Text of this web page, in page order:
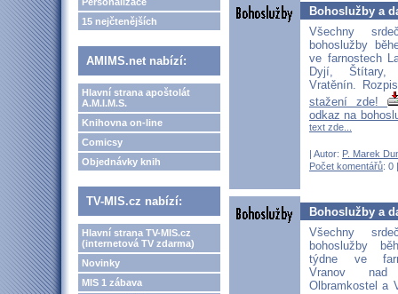
15 nejčtenějších
AMIMS.net nabízí:
Hlavní strana apoštolát
A.M.I.M.S.
Knihovna on-line
Comicsy
Objednávky knih
TV-MIS.cz nabízí:
Hlavní strana TV-MIS.cz
(internetová TV zdarma)
Novinky
MIS 1 zábava
Bohoslužby a
Všechny
bohoslužby
ve farnostech
Dyjí, Štítary,
Vratěnín.
stažení zde!
odkaz na
text zde...
| Autor: P. Marek
Počet komentářů: 0
Bohoslužby a
Všechny
bohoslužby
týdne ve
Vranov
Olbramkostel a